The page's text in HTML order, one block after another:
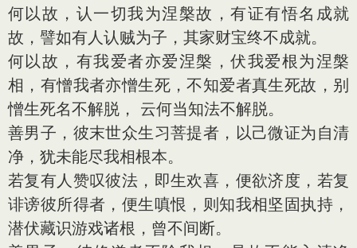
何以故，认一切我为涅槃故，有证有悟名成就
故，譬如有人认贼为子，其家财宝终不成就。
何以故，有我爱者亦爱涅槃，伏我爱根为涅槃
相，有憎我者亦憎生死，不知爱者真生死故，别
憎生死名不解脱， 云何当知法不解脱。
善男子，彼末世众生习菩提者，以己微证为自清
净，犹未能尽我相根本。
若复有人赞叹彼法，即生欢喜，便欲济度，若复
诽谤彼所得者，便生嗔恨，则知我相坚固执持，
潜伏藏识游戏诸根，曾不间断。